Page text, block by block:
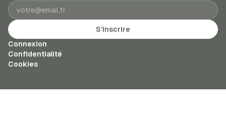
Adresse e-mail
S’inscrire
Connexion
Confidentialité
Cookies